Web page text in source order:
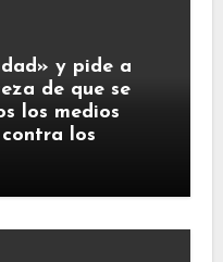
y pide a
de que se
los medios
los